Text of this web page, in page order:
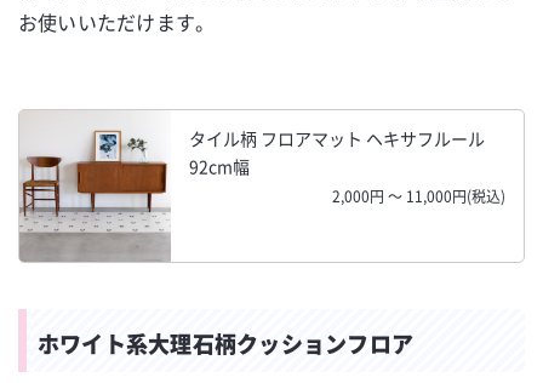
お使いいただけます。
タイル柄 フロアマット ヘキサフルール
92cm幅
2,000円 ～ 11,000円(税込)
ホワイト系大理石柄クッションフロア